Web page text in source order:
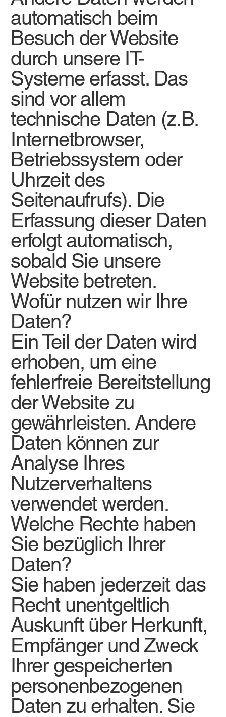
automatisch beim
Besuch der Website
durch unsere IT-
Systeme erfasst. Das
sind vor allem
technische Daten (z.B.
Internetbrowser,
Betriebssystem oder
Uhrzeit des
Seitenaufrufs). Die
Erfassung dieser Daten
erfolgt automatisch,
sobald Sie unsere
Website betreten.
Wofür nutzen wir Ihre
Daten?
Ein Teil der Daten wird
erhoben, um eine
fehlerfreie Bereitstellung
der Website zu
gewährleisten. Andere
Daten können zur
Analyse Ihres
Nutzerverhaltens
verwendet werden.
Welche Rechte haben
Sie bezüglich Ihrer
Daten?
Sie haben jederzeit das
Recht unentgeltlich
Auskunft über Herkunft,
Empfänger und Zweck
Ihrer gespeicherten
personenbezogenen
Daten zu erhalten. Sie